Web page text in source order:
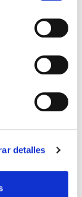
detalles
Y LA
EL I CERTAMEN
RESIDENTES
PARA EL USO
A
MEDIDAS